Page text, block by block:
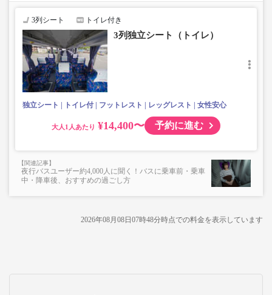
じめご了承ください。
3列シート トイレ付き
3列独立シート（トイレ）
独立シート トイレ付 フットレスト レッグレスト 女性安心
大人 ¥14,400〜 予約に進む
夜行バスユーザー約4,000人に聞く！バスに乗車前・乗車
中・降車後、おすすめの過ごし方
2026年08月08日07時48分時点での料金を表示しています